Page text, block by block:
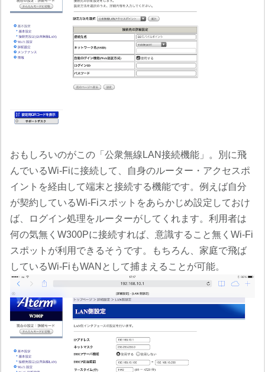
おもしろいのがこの「公衆無線LAN接続機能」。別に飛
んでいるWi-Fiに接続して、自身のルーター・アクセスポ
イントを経由して端末と接続する機能です。例えば自分
が契約しているWi-Fiスポットをあらかじめ設定しておけ
ば、ログイン処理をルーターがしてくれます。利用者は
何の気無くW300Pに接続すれば、意識すること無くWi-Fi
スポットが利用できるそうです。もちろん、家庭で飛ば
しているWi-FiもWANとして捕まえることが可能。